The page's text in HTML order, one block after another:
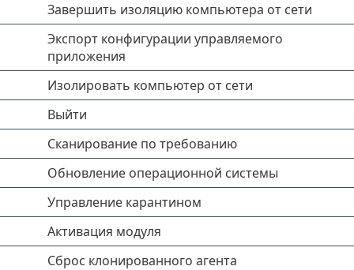
Завершить изоляцию компьютера от сети
Экспорт конфигурации управляемого
приложения
Изолировать компьютер от сети
Выйти
Сканирование по требованию
Обновление операционной системы
Управление карантином
Активация модуля
Сброс клонированного агента